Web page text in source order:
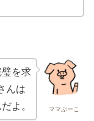
ママぶーこ
を求
んは
よ。